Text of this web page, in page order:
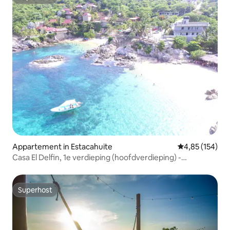
Appartement in Estacahuite Gemiddelde
4,85 (154)
Casa El Delfin, 1e verdieping (hoofdverdieping) -
Superhost
Superhost